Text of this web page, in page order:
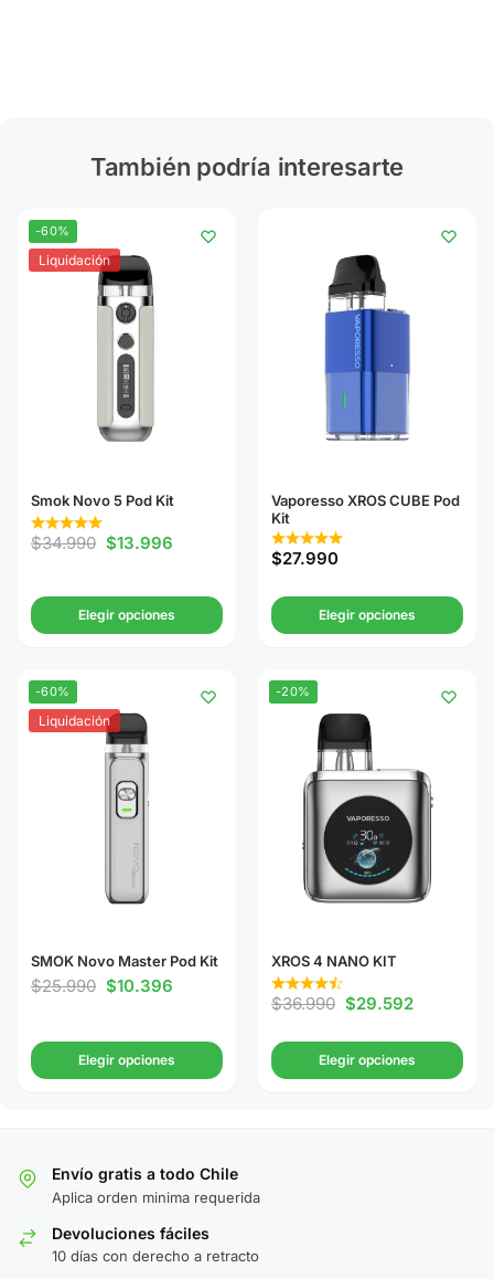
También podría interesarte
-60%
Liquidación
Smok Novo 5 Pod Kit
$34.990 $13.996
Elegir opciones
Vaporesso XROS CUBE Pod
Kit
$27.990
Elegir opciones
-60%
Liquidación
SMOK Novo Master Pod Kit
$25.990 $10.396
Elegir opciones
-20%
XROS 4 NANO KIT
$36.990 $29.592
Elegir opciones
Envío gratis a todo Chile
Aplica orden minima requerida
Devoluciones fáciles
10 días con derecho a retracto